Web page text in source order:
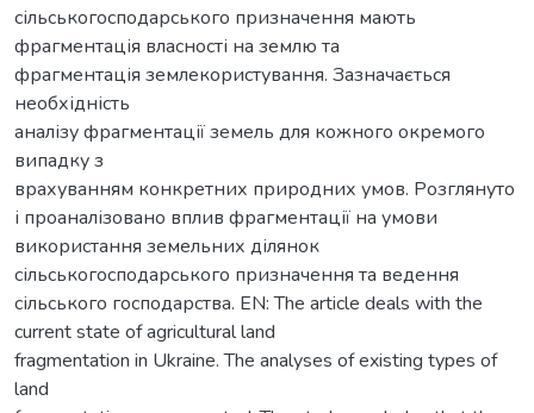
сільськогосподарського призначення мають
фрагментація власності на землю та
фрагментація землекористування. Зазначається
необхідність
аналізу фрагментації земель для кожного окремого
випадку з
врахуванням конкретних природних умов. Розглянуто
і проаналізовано вплив фрагментації на умови
використання земельних ділянок
сільськогосподарського призначення та ведення
сільського господарства. EN: The article deals with the
current state of agricultural land
fragmentation in Ukraine. The analyses of existing types of
land